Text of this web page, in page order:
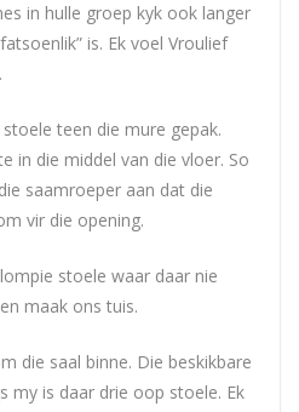
in hulle groep kyk ook langer
is. Ek voel Vroulief
teen die mure gepak.
in die middel van die vloer. So
saamroeper aan dat die
vir die opening.
stoele waar daar nie
maak ons tuis.
die saal binne. Die beskikbare
my is daar drie oop stoele. Ek